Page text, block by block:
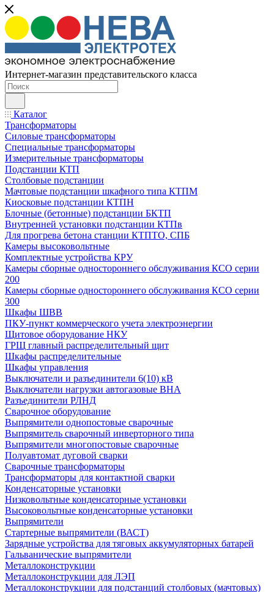
Интернет-магазин представительского класса
Каталог
Трансформаторы
Силовые трансформаторы
Специальные трансформаторы
Измерительные трансформаторы
Подстанции КТП
Столбовые подстанции
Мачтовые подстанции шкафного типа КТПМ
Киосковые подстанции КТПН
Блочные (бетонные) подстанции БКТП
Внутренней установки подстанции КТПв
Для прогрева бетона станции КТПТО, СПБ
Камеры высоковольтные
Комплектные устройства КРУ
Камеры сборные одностороннего обслуживания КСО серии
200
Камеры сборные одностороннего обслуживания КСО серии
300
Шкафы ШВВ
ПКУ-пункт коммерческого учета электроэнергии
Щитовое оборудование НКУ
ГРЩ главный распределительный щит
Шкафы распределительные
Шкафы управления
Выключатели и разъединители 6(10) кВ
Выключатели нагрузки автогазовые ВНА
Разъединители РЛНД
Сварочное оборудование
Выпрямители однопостовые сварочные
Выпрямитель сварочный инверторного типа
Выпрямители многопостовые сварочные
Полуавтомат дуговой сварки
Сварочные трансформаторы
Трансформаторы для контактной сварки
Конденсаторные установки
Низковольтные конденсаторные установки
Высоковольтные конденсаторные установки
Выпрямители
Стартерные выпрямители (ВАСТ)
Зарядные устройства для тяговых аккумуляторных батарей
Гальванические выпрямители
Металлоконструкции
Металлоконструкции для ЛЭП
Металлоконструкции для подстанций столбовых (мачтовых)